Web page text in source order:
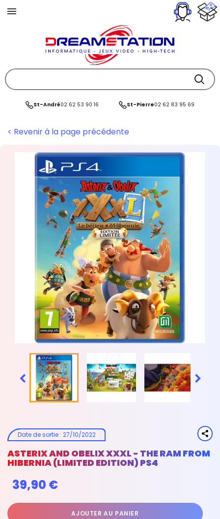
St-André02 62 53 90 16 St-Pierre02 62 83 95 69
< Revenir à la page précédente
 
Date de sortie: 27/10/2022
ASTERIX AND OBELIX XXXL - THE RAM FROM
HIBERNIA (LIMITED EDITION) PS4
39,90 €
AJOUTER AU PANIER